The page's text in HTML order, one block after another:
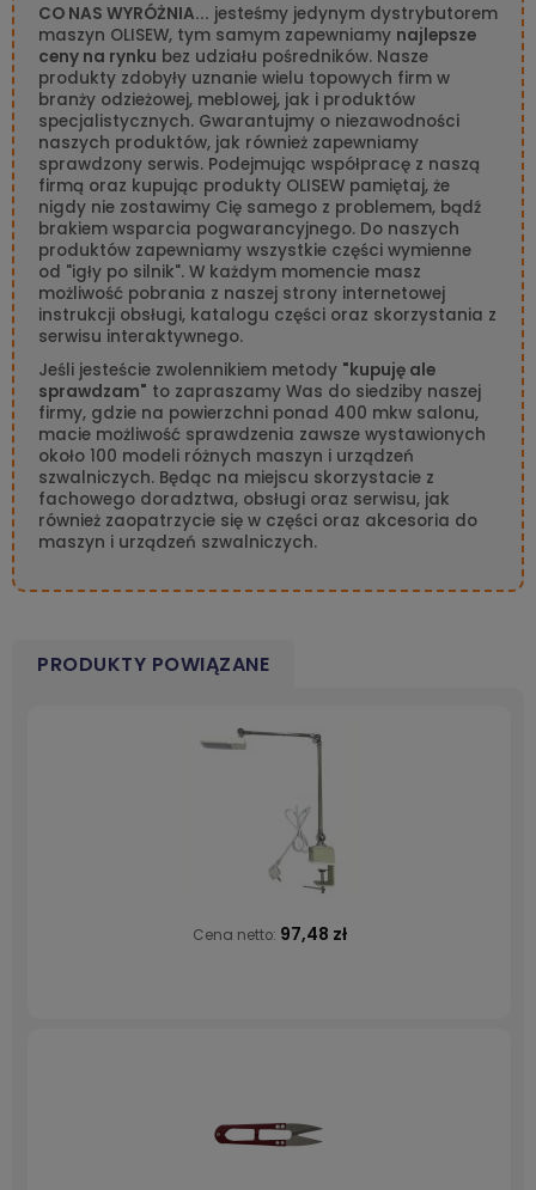
CO NAS WYRÓŻNIA... jesteśmy jedynym dystrybutorem
maszyn OLISEW, tym samym zapewniamy najlepsze
ceny na rynku bez udziału pośredników. Nasze
produkty zdobyły uznanie wielu topowych firm w
branży odzieżowej, meblowej, jak i produktów
specjalistycznych. Gwarantujmy o niezawodności
naszych produktów, jak również zapewniamy
sprawdzony serwis. Podejmując współpracę z naszą
firmą oraz kupując produkty OLISEW pamiętaj, że
nigdy nie zostawimy Cię samego z problemem, bądź
brakiem wsparcia pogwarancyjnego. Do naszych
produktów zapewniamy wszystkie części wymienne
od "igły po silnik". W każdym momencie masz
możliwość pobrania z naszej strony internetowej
instrukcji obsługi, katalogu części oraz skorzystania z
serwisu interaktywnego.
Jeśli jesteście zwolennikiem metody "kupuję ale
sprawdzam" to zapraszamy Was do siedziby naszej
firmy, gdzie na powierzchni ponad 400 mkw salonu,
macie możliwość sprawdzenia zawsze wystawionych
około 100 modeli różnych maszyn i urządzeń
szwalniczych. Będąc na miejscu skorzystacie z
fachowego doradztwa, obsługi oraz serwisu, jak
również zaopatrzycie się w części oraz akcesoria do
maszyn i urządzeń szwalniczych.
PRODUKTY POWIĄZANE
Cena netto: 97,48 zł